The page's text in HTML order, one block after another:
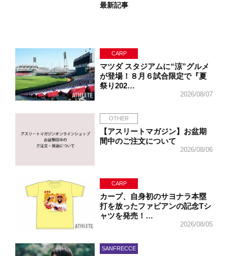
最新記事
CARP
マツダ スタジアムに“涼”グルメ
が登場！８月６試合限定で『夏
祭り202…
2026/08/07
OTHER
【アスリートマガジン】お盆期
間中のご注文について
2026/08/06
CARP
カープ、自身初のサヨナラ本塁
打を放ったファビアンの記念Tシ
ャツを発売！…
2026/08/05
SANFRECCE